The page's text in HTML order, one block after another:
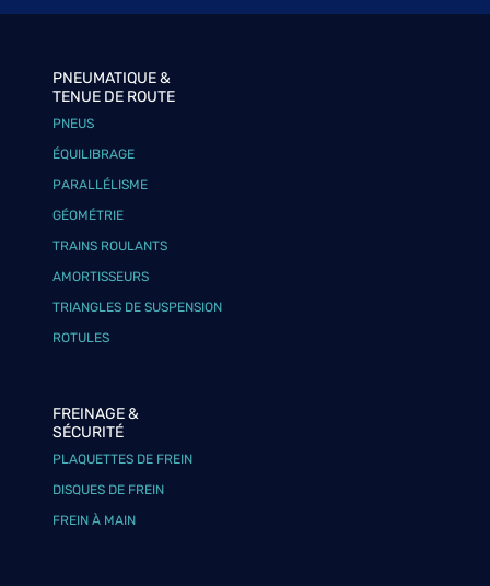
PNEUMATIQUE &
TENUE DE ROUTE
PNEUS
ÉQUILIBRAGE
PARALLÉLISME
GÉOMÉTRIE
TRAINS ROULANTS
AMORTISSEURS
TRIANGLES DE SUSPENSION
ROTULES
FREINAGE &
SÉCURITÉ
PLAQUETTES DE FREIN
DISQUES DE FREIN
FREIN À MAIN